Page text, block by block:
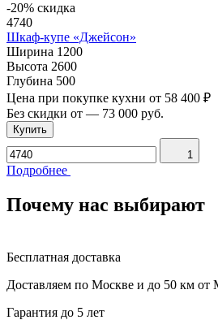
-20% скидка
4740
Шкаф-купе «Джейсон»
Ширина 1200
Высота 2600
Глубина 500
Цена при покупке кухни от 58 400 ₽
Без скидки от — 73 000 руб.
Купить
1
Подробнее
Почему нас выбирают
Бесплатная доставка
Доставляем по Москве и до 50 км
Гарантия до 5 лет